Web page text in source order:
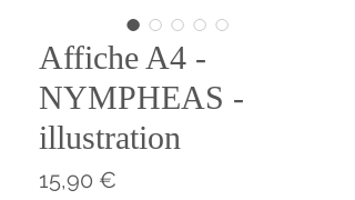
Affiche A4 -
NYMPHEAS -
illustration
15,90 €